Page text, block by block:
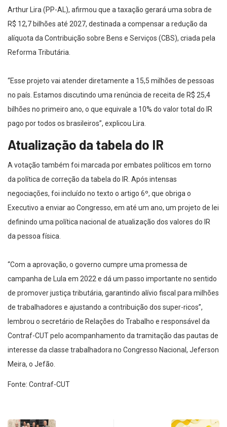
Arthur Lira (PP-AL), afirmou que a taxação gerará uma sobra de
R$ 12,7 bilhões até 2027, destinada a compensar a redução da
alíquota da Contribuição sobre Bens e Serviços (CBS), criada pela
Reforma Tributária.
“Esse projeto vai atender diretamente a 15,5 milhões de pessoas
no país. Estamos discutindo uma renúncia de receita de R$ 25,4
bilhões no primeiro ano, o que equivale a 10% do valor total do IR
pago por todos os brasileiros”, explicou Lira.
Atualização da tabela do IR
A votação também foi marcada por embates políticos em torno
da política de correção da tabela do IR. Após intensas
negociações, foi incluído no texto o artigo 6º, que obriga o
Executivo a enviar ao Congresso, em até um ano, um projeto de lei
definindo uma política nacional de atualização dos valores do IR
da pessoa física.
“Com a aprovação, o governo cumpre uma promessa de
campanha de Lula em 2022 e dá um passo importante no sentido
de promover justiça tributária, garantindo alívio fiscal para milhões
de trabalhadores e ajustando a contribuição dos super-ricos”,
lembrou o secretário de Relações do Trabalho e responsável da
Contraf-CUT pelo acompanhamento da tramitação das pautas de
interesse da classe trabalhadora no Congresso Nacional, Jeferson
Meira, o Jefão.
Fonte: Contraf-CUT